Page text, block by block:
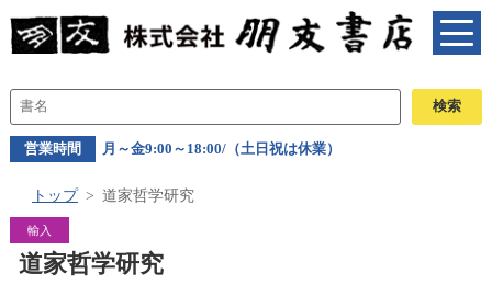
営業時間 月～金9:00～18:00/（土日祝は休業）
トップ 道家哲学研究
輸入
道家哲学研究